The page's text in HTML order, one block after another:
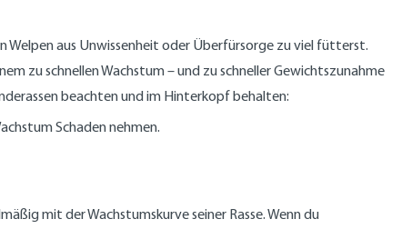
Welpen aus Unwissenheit oder Überfürsorge zu viel fütterst.
zu schnellen Wachstum – und zu schneller Gewichtszunahme
beachten und im Hinterkopf behalten:
Schaden nehmen.
mit der Wachstumskurve seiner Rasse. Wenn du